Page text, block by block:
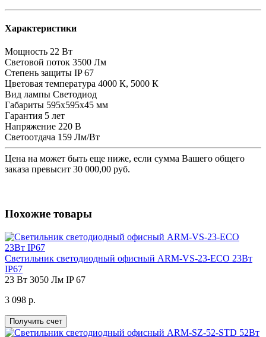
Характеристики
Мощность 22 Вт
Световой поток 3500 Лм
Степень защиты IP 67
Цветовая температура 4000 К, 5000 К
Вид лампы Светодиод
Габариты 595x595x45 мм
Гарантия 5 лет
Напряжение 220 В
Светоотдача 159 Лм/Вт
Цена на может быть еще ниже, если сумма Вашего общего
заказа превысит 30 000,00 руб.
Похожие товары
Светильник светодиодный офисный ARM-VS-23-ECO 23Вт
IP67
23 Вт 3050 Лм IP 67
3 098 р.
Получить счет